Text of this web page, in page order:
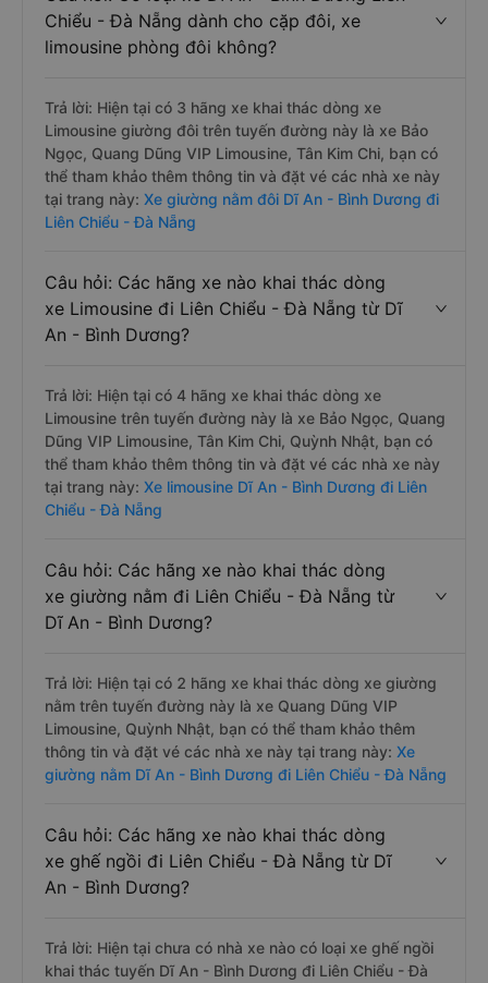
Chiểu - Đà Nẵng dành cho cặp đôi, xe
limousine phòng đôi không?
Trả lời: Hiện tại có 3 hãng xe khai thác dòng xe
Limousine giường đôi trên tuyến đường này là xe Bảo
Ngọc, Quang Dũng VIP Limousine, Tân Kim Chi, bạn có
thể tham khảo thêm thông tin và đặt vé các nhà xe này
tại trang này: Xe giường nằm đôi Dĩ An - Bình Dương đi
Liên Chiểu - Đà Nẵng
Câu hỏi: Các hãng xe nào khai thác dòng
xe Limousine đi Liên Chiểu - Đà Nẵng từ Dĩ
An - Bình Dương?
Trả lời: Hiện tại có 4 hãng xe khai thác dòng xe
Limousine trên tuyến đường này là xe Bảo Ngọc, Quang
Dũng VIP Limousine, Tân Kim Chi, Quỳnh Nhật, bạn có
thể tham khảo thêm thông tin và đặt vé các nhà xe này
tại trang này: Xe limousine Dĩ An - Bình Dương đi Liên
Chiểu - Đà Nẵng
Câu hỏi: Các hãng xe nào khai thác dòng
xe giường nằm đi Liên Chiểu - Đà Nẵng từ
Dĩ An - Bình Dương?
Trả lời: Hiện tại có 2 hãng xe khai thác dòng xe giường
nằm trên tuyến đường này là xe Quang Dũng VIP
Limousine, Quỳnh Nhật, bạn có thể tham khảo thêm
thông tin và đặt vé các nhà xe này tại trang này: Xe
giường nằm Dĩ An - Bình Dương đi Liên Chiểu - Đà Nẵng
Câu hỏi: Các hãng xe nào khai thác dòng
xe ghế ngồi đi Liên Chiểu - Đà Nẵng từ Dĩ
An - Bình Dương?
Trả lời: Hiện tại chưa có nhà xe nào có loại xe ghế ngồi
khai thác tuyến Dĩ An - Bình Dương đi Liên Chiểu - Đà